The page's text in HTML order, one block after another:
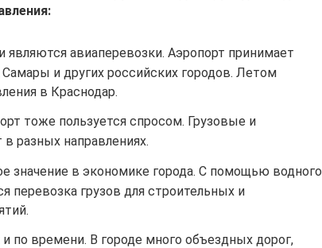
авиаперевозки. Аэропорт принимает
и других российских городов. Летом
в Краснодар.
тоже пользуется спросом. Грузовые и
разных направлениях.
значение в экономике города. С помощью водного
перевозка грузов для строительных и
по времени. В городе много объездных дорог,